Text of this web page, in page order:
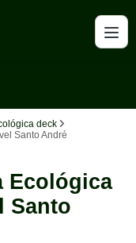
deck
Santo André
Ecológica
Santo